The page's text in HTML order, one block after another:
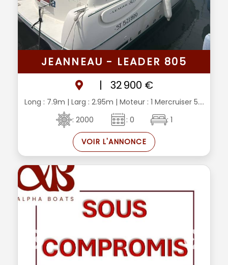
JEANNEAU - LEADER 805
|
32 900 €
Long : 7.9m | Larg : 2.95m | Moteur : 1 Mercruiser 5....
: 2000
: 0 : 1
VOIR L'ANNONCE